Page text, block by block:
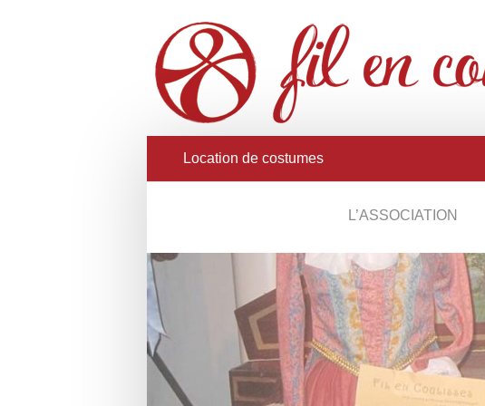
Location de costumes
L’ASSOCIATION